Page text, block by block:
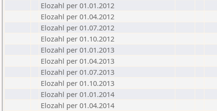
Elozahl per 01.01.2012
Elozahl per 01.04.2012
Elozahl per 01.07.2012
Elozahl per 01.10.2012
Elozahl per 01.01.2013
Elozahl per 01.04.2013
Elozahl per 01.07.2013
Elozahl per 01.10.2013
Elozahl per 01.01.2014
Elozahl per 01.04.2014